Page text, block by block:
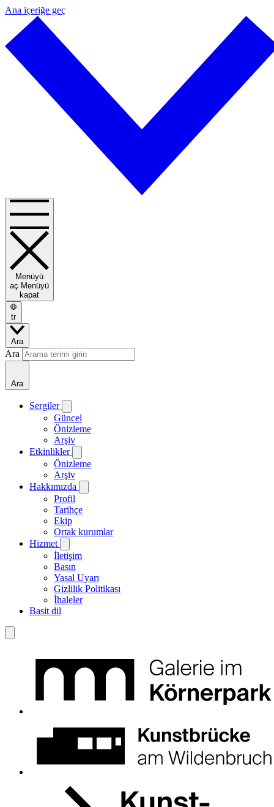
Ana içeriğe geç
Menüyü
aç Menüyü
kapat
tr
Ara
Ara
Ara
Sergiler
Güncel
Önizleme
Arşiv
Etkinlikler
Önizleme
Arşiv
Hakkımızda
Profil
Tarihçe
Ekip
Ortak kurumlar
Hizmet
İletişim
Basın
Yasal Uyarı
Gizlilik Politikası
İhaleler
Basit dil